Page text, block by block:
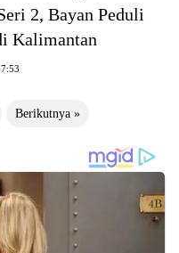
2, Bayan Peduli
Kalimantan
Berikutnya »